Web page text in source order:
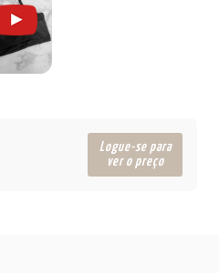
Logue-se para
ver o preço